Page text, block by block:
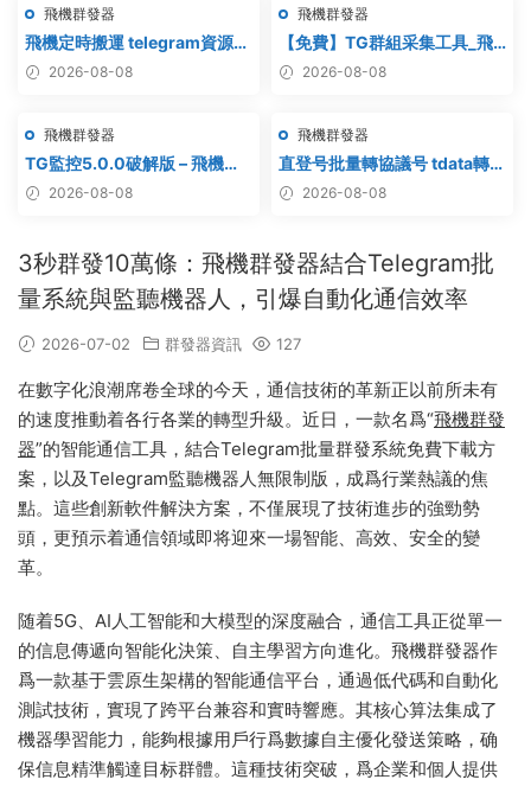
報群發 telegram群發 克隆炒
群 炒群
飛機群發器
飛機定時搬運 telegram資源搬
運 TG頻道搬運 電報頻道克隆
2026-08-08
飛機群發器
【免費】TG群組采集工具_飛
機群組采集軟件_電報群組采集
2026-08-08
飛機群發器
TG監控5.0.0破解版 – 飛機監
聽軟件2026-08-08
飛機群發器
直登号批量轉協議号 tdata轉
session – 附破解工具
2026-08-08
3秒群發10萬條：飛機群發器結合Telegram批
量系統與監聽機器人，引爆自動化通信效率
2026-07-02 群發器資訊 127
在數字化浪潮席卷全球的今天，通信技術的革新正以前所未有
的速度推動着各行各業的轉型升級。近日，一款名爲“飛機群發
器”的智能通信工具，結合Telegram批量群發系統免費下載方
案，以及Telegram監聽機器人無限制版，成爲行業熱議的焦
點。這些創新軟件解決方案，不僅展現了技術進步的強勁勢
頭，更預示着通信領域即将迎來一場智能、高效、安全的變
革。
随着5G、AI人工智能和大模型的深度融合，通信工具正從單一
的信息傳遞向智能化決策、自主學習方向進化。飛機群發器作
爲一款基于雲原生架構的智能通信平台，通過低代碼和自動化
測試技術，實現了跨平台兼容和實時響應。其核心算法集成了
機器學習能力，能夠根據用戶行爲數據自主優化發送策略，确
保信息精準觸達目标群體。這種技術突破，爲企業和個人提供